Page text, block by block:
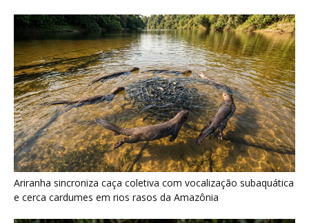
Surucucu detecta calor pela fosseta loreal e prepara ataque de
emboscada no escuro da floresta